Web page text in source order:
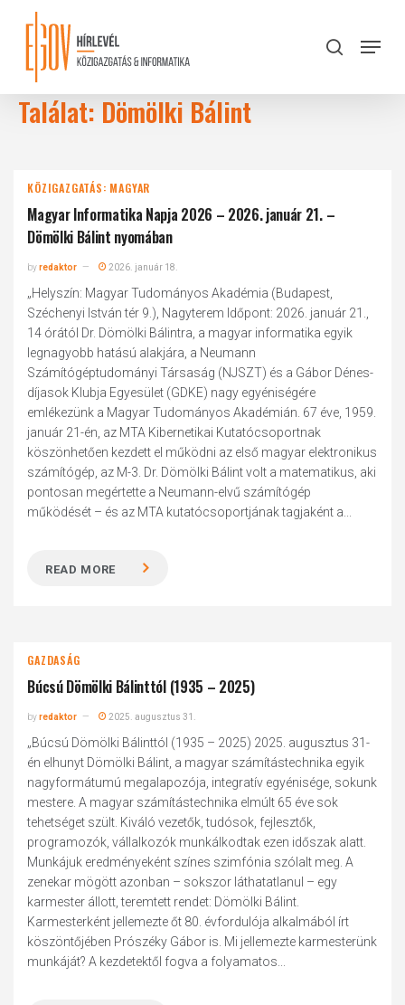
content
search
Menu
Találat: Dömölki Bálint
KÖZIGAZGATÁS: MAGYAR
Magyar Informatika Napja 2026 – 2026. január 21. –
Dömölki Bálint nyomában
byredaktor 2026. január 18.
„Helyszín: Magyar Tudományos Akadémia (Budapest,
Széchenyi István tér 9.), Nagyterem Időpont: 2026. január 21.,
14 órától Dr. Dömölki Bálintra, a magyar informatika egyik
legnagyobb hatású alakjára, a Neumann
Számítógéptudományi Társaság (NJSZT) és a Gábor Dénes-
díjasok Klubja Egyesület (GDKE) nagy egyéniségére
emlékezünk a Magyar Tudományos Akadémián. 67 éve, 1959.
január 21-én, az MTA Kibernetikai Kutatócsoportnak
köszönhetően kezdett el működni az első magyar elektronikus
számítógép, az M-3. Dr. Dömölki Bálint volt a matematikus, aki
pontosan megértette a Neumann-elvű számítógép
működését – és az MTA kutatócsoportjának tagjaként a...
READ MORE
GAZDASÁG
Búcsú Dömölki Bálinttól (1935 – 2025)
byredaktor 2025. augusztus 31.
„Búcsú Dömölki Bálinttól (1935 – 2025) 2025. augusztus 31-
én elhunyt Dömölki Bálint, a magyar számítástechnika egyik
nagyformátumú megalapozója, integratív egyénisége, sokunk
mestere. A magyar számítástechnika elmúlt 65 éve sok
tehetséget szült. Kiváló vezetők, tudósok, fejlesztők,
programozók, vállalkozók munkálkodtak ezen időszak alatt.
Munkájuk eredményeként színes szimfónia szólalt meg. A
zenekar mögött azonban – sokszor láthatatlanul – egy
karmester állott, teremtett rendet: Dömölki Bálint.
Karmesterként jellemezte őt 80. évfordulója alkalmából írt
köszöntőjében Prószéky Gábor is. Mi jellemezte karmesterünk
munkáját? A kezdetektől fogva a folyamatos...
Close